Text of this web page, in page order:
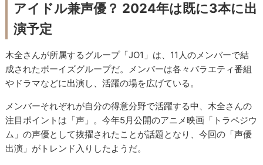
アイドル兼声優？ 2024年は既に3本に出
演予定
木全さんが所属するグループ「JO1」は、11人のメンバーで結
成されたボーイズグループだ。メンバーは各々バラエティ番組
やドラマなどに出演し、活躍の場を広げている。
メンバーそれぞれが自分の得意分野で活躍する中、木全さんの
注目ポイントは「声」。今年5月公開のアニメ映画「トラペジウ
ム」の声優として抜擢されたことが話題となり、今回の「声優
出演」がトレンド入りしたようだ。